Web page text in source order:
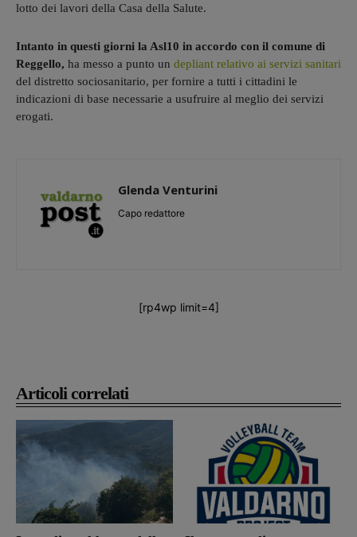
Articoli correlati
lotto dei lavori della Casa della Salute.
Intanto in questi giorni la Asl10 in accordo con il comune di
Reggello, ha messo a punto un depliant relativo ai servizi sanitari
del distretto sociosanitario, per fornire a tutti i cittadini le
indicazioni di base necessarie a usufruire al meglio dei servizi
erogati.
Glenda Venturini
Capo redattore
[rp4wp limit=4]